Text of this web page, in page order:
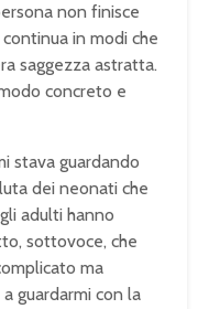
non finisce
in modi che
saggezza astratta.
concreto e
stava guardando
dei neonati che
adulti hanno
sottovoce, che
ma
guardarmi con la